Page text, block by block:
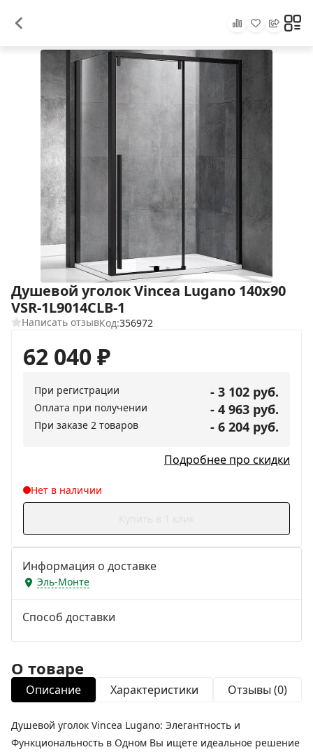
Душевой уголок Vincea Lugano 140х90
VSR-1L9014CLB-1
Написать отзывКод:356972
62 040₽
При регистрации - 3 102 руб.
Оплата при получении - 4 963 руб.
При заказе 2 товаров - 6 204 руб.
Подробнее про скидки
Нет в наличии
Информация о доставке
Эль-Монте
Способ доставки
О товаре
Описание Характеристики Отзывы (0)
Душевой уголок Vincea Lugano: Элегантность и
Функциональность в Одном Вы ищете идеальное решение